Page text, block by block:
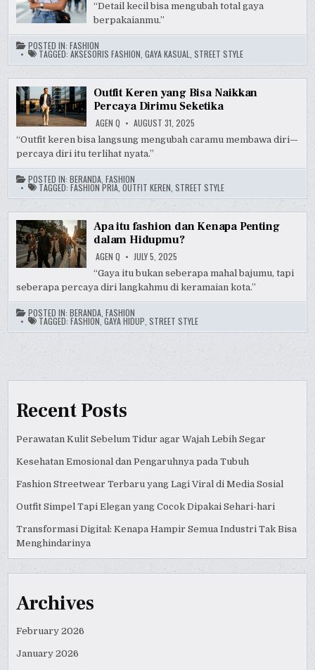
“Detail kecil bisa mengubah total gaya
berpakaianmu.”
POSTED IN:FASHION
TAGGED:AKSESORIS FASHION ,GAYA KASUAL ,STREET STYLE
Outfit Keren yang Bisa Naikkan
Percaya Dirimu Seketika
AGEN Q AUGUST 31, 2025
“Outfit keren bisa langsung mengubah caramu membawa diri—
percaya diri itu terlihat nyata.”
POSTED IN:BERANDA ,FASHION
TAGGED:FASHION PRIA ,OUTFIT KEREN ,STREET STYLE
Apa itu fashion dan Kenapa Penting
dalam Hidupmu?
AGEN Q JULY 5, 2025
“Gaya itu bukan seberapa mahal bajumu, tapi
seberapa percaya diri langkahmu di keramaian kota.”
POSTED IN:BERANDA ,FASHION
TAGGED:FASHION ,GAYA HIDUP ,STREET STYLE
Recent Posts
Perawatan Kulit Sebelum Tidur agar Wajah Lebih Segar
Kesehatan Emosional dan Pengaruhnya pada Tubuh
Fashion Streetwear Terbaru yang Lagi Viral di Media Sosial
Outfit Simpel Tapi Elegan yang Cocok Dipakai Sehari-hari
Transformasi Digital: Kenapa Hampir Semua Industri Tak Bisa
Menghindarinya
Archives
February 2026
January 2026